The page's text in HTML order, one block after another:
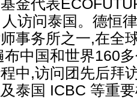
金代表
访问泰国。德恒
事务所之一,在全
中国和世界160
中,访问团先后拜
泰国 ICBC 等重